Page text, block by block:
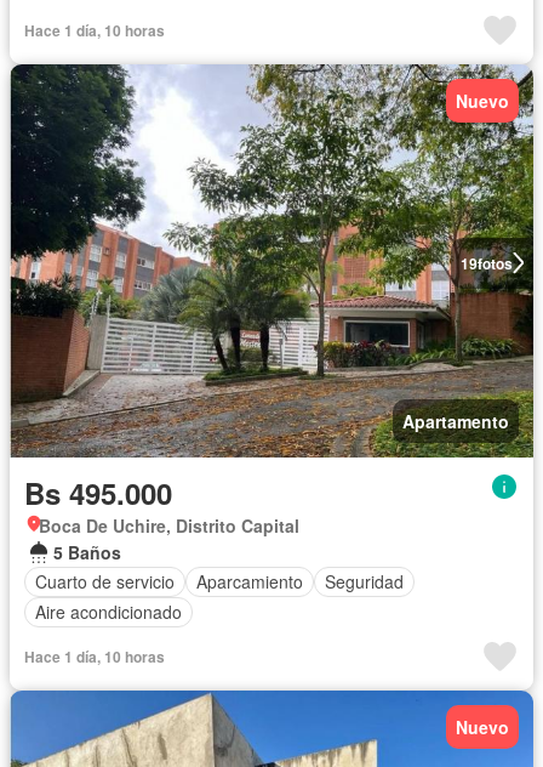
Hace 1 día, 10 horas
19fotos
Nuevo
Apartamento
Bs 495.000
Boca De Uchire, Distrito Capital
5 Baños
Cuarto de servicio
Aparcamiento
Seguridad
Aire acondicionado
Hace 1 día, 10 horas
Nuevo